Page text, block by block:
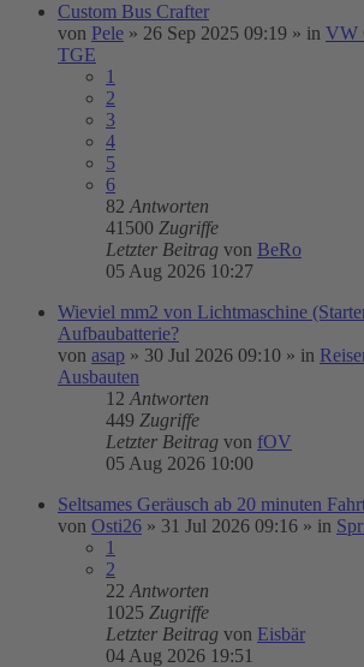
Custom Bus Crafter
von Pele » 26 Sep 2025 09:19 » in VW
TGE
1
2
3
4
5
6
82 Antworten
41500 Zugriffe
Letzter Beitrag von BeRo
05 Aug 2026 10:27
Wieviel mm2 von Lichtmaschine
Aufbaubatterie?
von asap » 30 Jul 2026 09:10 » in
Ausbauten
12 Antworten
449 Zugriffe
Letzter Beitrag von fOV
05 Aug 2026 10:00
Seltsames Geräusch ab 20 minuten
von Osti26 » 31 Jul 2026 09:16 » in
1
2
22 Antworten
1025 Zugriffe
Letzter Beitrag von Eisbär
04 Aug 2026 19:51